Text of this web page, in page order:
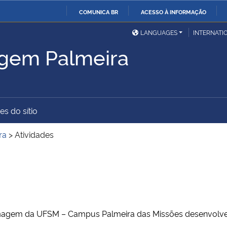
O
COMUNICA BR ACESSO À INFORMAÇÃO
Ministério da Defesa
Ministério das Relações
Exteriores
Ministério da Cidadania Ministério da Saúde
Ministério do
Desenvolvimento Regional
LANGUAGES
Palmeira
do sítio
>Atividades
da UFSM – Campus Palmeira das Missões